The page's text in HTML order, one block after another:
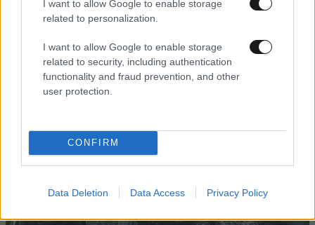
I want to allow Google to enable storage
related to personalization.
I want to allow Google to enable storage
related to security, including authentication
functionality and fraud prevention, and other
user protection.
CONFIRM
Data Deletion Data Access Privacy Policy
02·07·2026 16:57
Χρυσοχοΐδης για εμπρησμό στη Θεσσαλονίκη: Βάζουν
μικρά παιδιά να δράσουν με αυτόν τον τρόπο και να, τα
γκαζάκια σκοτώνουν